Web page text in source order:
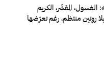
الغسول، المقشّر، الكريم
روتين منتظم، رغم تعرّضها